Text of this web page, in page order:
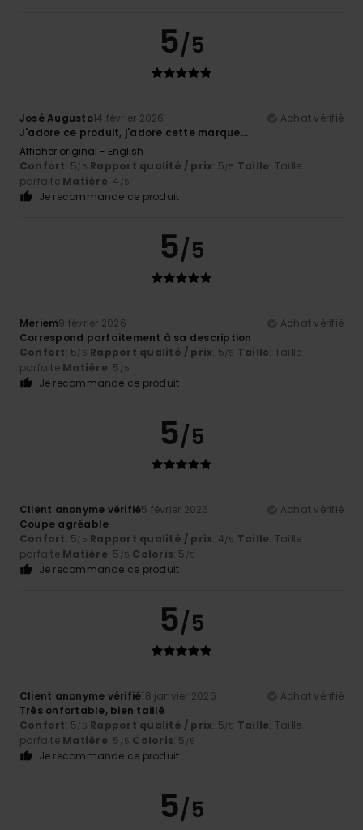
5/5
José Augusto14 février 2026
Achat vérifié
J'adore ce produit, j'adore cette marque...
Afficher original - English
Confort: 5/5 Rapport qualité / prix: 5/5 Taille: Taille
parfaite Matière: 4 /5
Je recommande ce produit
5/5
Meriem9 février 2026
Achat vérifié
Correspond parfaitement à sa description
Confort: 5/5 Rapport qualité / prix: 5/5 Taille: Taille
parfaite Matière: 5 /5
Je recommande ce produit
5/5
Client anonyme vérifié5 février 2026
Achat vérifié
Coupe agréable
Confort: 5/5 Rapport qualité / prix: 4/5 Taille: Taille
parfaite Matière: 5 /5 Coloris: 5 /5
Je recommande ce produit
5/5
Client anonyme vérifié18 janvier 2026
Achat vérifié
Très onfortable, bien taillé
Confort: 5/5 Rapport qualité / prix: 5/5 Taille: Taille
parfaite Matière: 5 /5 Coloris: 5 /5
Je recommande ce produit
5/5